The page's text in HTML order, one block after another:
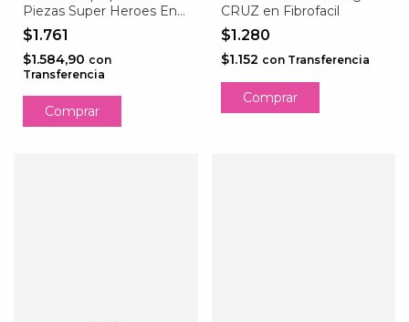
Piezas Super Heroes En
Fibrofacil 3mm
$1.761
$1.584,90 con
Transferencia
CRUZ en Fibrofacil
$1.280
$1.152 con Transferencia
Comprar